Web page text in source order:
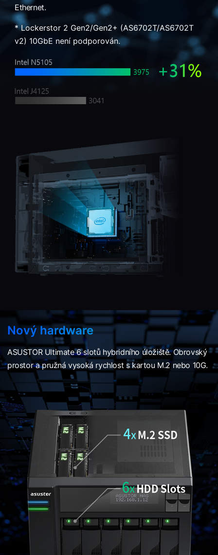
Ethernet.
* Lockerstor 2 Gen2/Gen2+ (AS6702T/AS6702T
v2) 10GbE není podporován.
Nový hardware
ASUSTOR Ultimate 6 slotů hybridního úložiště. Obrovský
prostor a pružná vysoká rychlost s kartou M.2 nebo 10G.